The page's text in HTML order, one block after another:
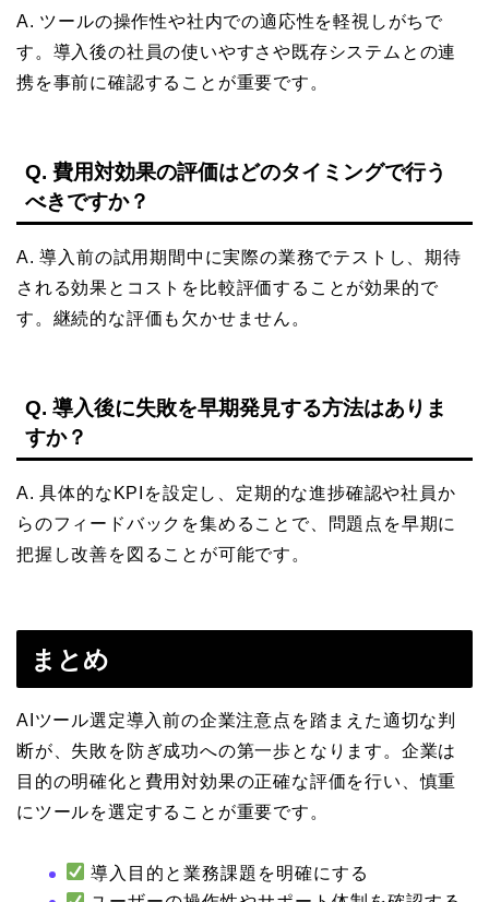
A. ツールの操作性や社内での適応性を軽視しがちで
す。導入後の社員の使いやすさや既存システムとの連
携を事前に確認することが重要です。
Q. 費用対効果の評価はどのタイミングで行う
べきですか？
A. 導入前の試用期間中に実際の業務でテストし、期待
される効果とコストを比較評価することが効果的で
す。継続的な評価も欠かせません。
Q. 導入後に失敗を早期発見する方法はありま
すか？
A. 具体的なKPIを設定し、定期的な進捗確認や社員か
らのフィードバックを集めることで、問題点を早期に
把握し改善を図ることが可能です。
まとめ
AIツール選定導入前の企業注意点を踏まえた適切な判
断が、失敗を防ぎ成功への第一歩となります。企業は
目的の明確化と費用対効果の正確な評価を行い、慎重
にツールを選定することが重要です。
導入目的と業務課題を明確にする